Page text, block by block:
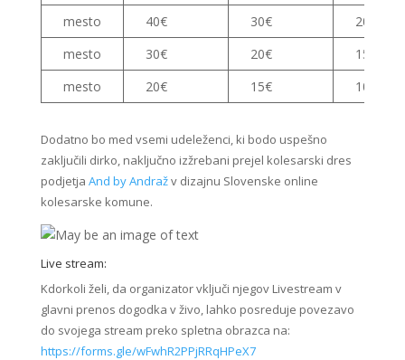
mesto
40€ 30€
20€
mesto
30€ 20€
15€
mesto
20€ 15€ 10€
Dodatno bo med vsemi udeleženci, ki bodo uspešno
zaključili dirko, naključno izžrebani prejel kolesarski dres
podjetja And by Andražv dizajnu Slovenske online
kolesarske komune.
Live stream:
Kdorkoli želi, da organizator vključi njegov Livestream v
glavni prenos dogodka v živo, lahko posreduje povezavo
do svojega stream preko spletna obrazca na:
https://forms.gle/wFwhR2PPjRRqHPeX7